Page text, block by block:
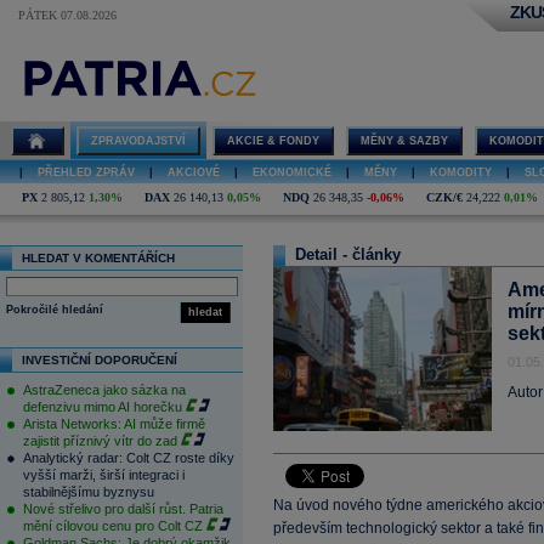
PÁTEK 07.08.2026
ZPRAVODAJSTVÍ AKCIE & FONDY MĚNY & SAZBY
PŘEHLED ZPRÁV AKCIOVÉ EKONOMICKÉ MĚNY KOMODITY
PX 2 805,12 1,30% DAX 26 140,13 0,05% NDQ 26 348,35 -0,06% CZK/€ 24,222 0,01%
HLEDAT V KOMENTÁŘÍCH
hledat
Pokročilé hledání
INVESTIČNÍ DOPORUČENÍ
AstraZeneca jako sázka na
defenzivu mimo AI horečku
Arista Networks: AI může firmě
zajistit příznivý vítr do zad
Analytický radar: Colt CZ roste díky
vyšší marži, širší integraci i
stabilnějšímu byznysu
Nové střelivo pro další růst. Patria
mění cílovou cenu pro Colt CZ
Detail - články
Na úvod nového týdne amerického
především technologický sektor a také